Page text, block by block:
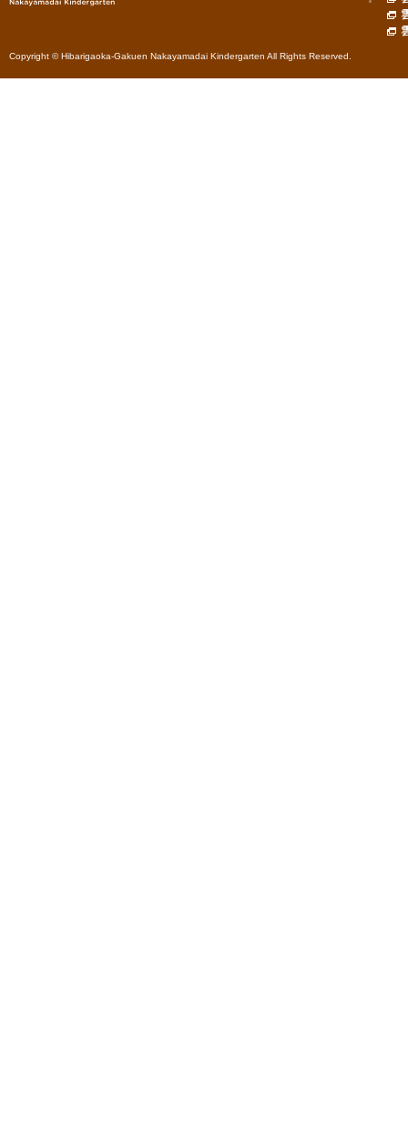
Copyright © Hibarigaoka-Gakuen Nakayamadai Kindergarten All Rights Reserved.